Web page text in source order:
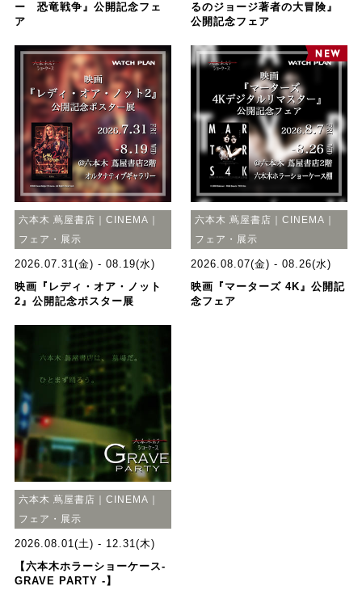
ー 恐竜戦争』公開記念フェ
ア
るのジョージ著者の大冒険』
公開記念フェア
六本木 蔦屋書店｜CINEMA｜
フェア・展示
2026.07.31(金) - 08.19(水)
映画『レディ・オア・ノット
2』公開記念ポスター展
六本木 蔦屋書店｜CINEMA｜
フェア・展示
2026.08.07(金) - 08.26(水)
映画『マーターズ 4K』公開記
念フェア
六本木 蔦屋書店｜CINEMA｜
フェア・展示
2026.08.01(土) - 12.31(木)
【六本木ホラーショーケース-
GRAVE PARTY -】